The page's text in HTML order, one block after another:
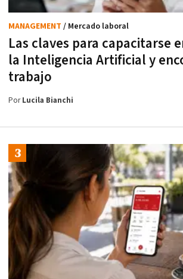
Las claves para capacitarse
la Inteligencia Artificial y
trabajo
MANAGEMENT / Mercado laboral
PorLucila Bianchi